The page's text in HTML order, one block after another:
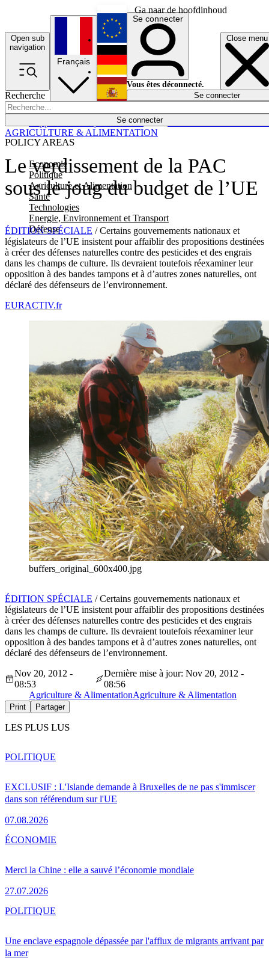
Ga naar de hoofdinhoud
Open sub
navigation
Close menu
Recherche
Se connecter
POLICY AREAS
Economie
Politique
Agriculture et Alimentation
Santé
Technologies
Energie, Environnement et Transport
Défense
Économie
Français
English
Deutsch
Español
Se connecter
Vous êtes déconnecté.
Se connecter
Le verdissement de la PAC
sous le joug du budget de l’UE
ÉDITION SPÉCIALE / Certains gouvernements nationaux et
législateurs de l’UE insistent pour affaiblir des propositions destinées
à créer des défenses naturelles contre des pesticides et des engrais
dans les champs de culture. Ils devraient toutefois réexaminer leur
opposition à des bandes tampons et à d’autres zones naturelles, ont
déclaré des défenseurs de l’environnement.
AGRICULTURE & ALIMENTATION
EURACTIV.fr
buffers_original_600x400.jpg
ÉDITION SPÉCIALE / Certains gouvernements nationaux et
législateurs de l’UE insistent pour affaiblir des propositions destinées
à créer des défenses naturelles contre des pesticides et des engrais
dans les champs de culture. Ils devraient toutefois réexaminer leur
opposition à des bandes tampons et à d’autres zones naturelles, ont
déclaré des défenseurs de l’environnement.
Nov 20, 2012 -
08:53
Dernière mise à jour: Nov 20, 2012 -
08:56
Agriculture & AlimentationAgriculture & Alimentation
Print Partager
LES PLUS LUS
EXCLUSIF : L'Islande demande à Bruxelles de ne pas s'immiscer
dans son référendum sur l'UE
07.08.2026
POLITIQUE
Merci la Chine : elle a sauvé l’économie mondiale
27.07.2026
ÉCONOMIE
Une enclave espagnole dépassée par l'afflux de migrants arrivant par
la mer
POLITIQUE